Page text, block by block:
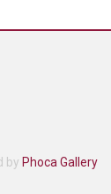
by Phoca Gallery